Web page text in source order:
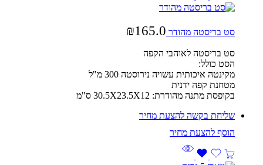
סט בריסטה מהודר ₪165.0
סט בריסטה לאוהבי הקפה
הסט כולל:
מקינטה איכותית עשויה נירוסטה 300 מ"ל
מטחנת קפה ידנית
בקופסת מתנה מהודרת: 30.5X23.5X12 ס"מ
שליחת בקשה להצעת מחיר